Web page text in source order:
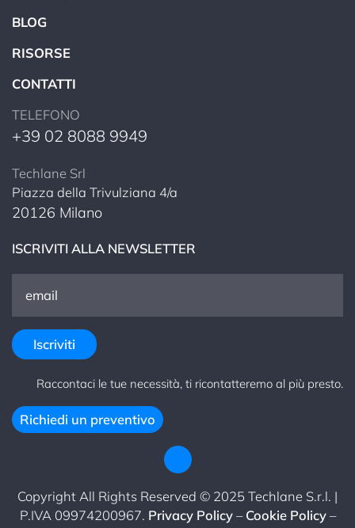
BLOG
RISORSE
CONTATTI
TELEFONO
+39 02 8088 9949
Techlane Srl
Piazza della Trivulziana 4/a
20126 Milano
ISCRIVITI ALLA NEWSLETTER
Raccontaci le tue necessità, ti ricontatteremo al più presto.
Richiedi un preventivo
Copyright All Rights Reserved © 2025 Techlane S.r.l. |
P.IVA 09974200967. Privacy Policy–Cookie Policy–